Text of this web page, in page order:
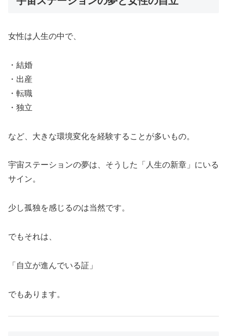
女性は人生の中で、
・結婚
・出産
・転職
・独立
など、大きな環境変化を経験することが多いもの。
宇宙ステーションの夢は、そうした「人生の新章」にいる
サイン。
少し孤独を感じるのは当然です。
でもそれは、
「自立が進んでいる証」
でもあります。